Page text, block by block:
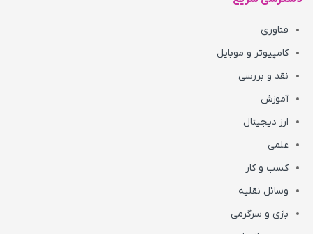
فناوری
کامپیوتر و موبایل
نقد و بررسی
آموزش
ارز دیجیتال
علمی
کسب و کار
وسائل نقلیه
بازی و سرگرمی